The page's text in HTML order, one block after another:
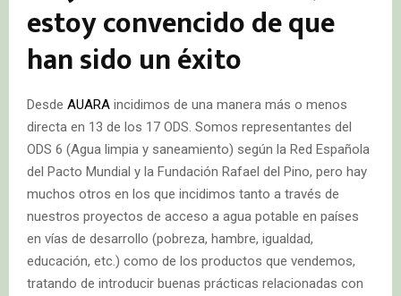
estoy convencido de que
han sido un éxito
Desde AUARA incidimos de una manera más o menos
directa en 13 de los 17 ODS. Somos representantes del
ODS 6 (Agua limpia y saneamiento) según la Red Española
del Pacto Mundial y la Fundación Rafael del Pino, pero hay
muchos otros en los que incidimos tanto a través de
nuestros proyectos de acceso a agua potable en países
en vías de desarrollo (pobreza, hambre, igualdad,
educación, etc.) como de los productos que vendemos,
tratando de introducir buenas prácticas relacionadas con